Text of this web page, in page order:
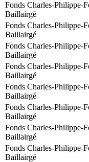
Fonds Charles-Philippe-
Baillairgé
Fonds Charles-Philippe-
Baillairgé
Fonds Charles-Philippe-
Baillairgé
Fonds Charles-Philippe-
Baillairgé
Fonds Charles-Philippe-
Baillairgé
Fonds Charles-Philippe-
Baillairgé
Fonds Charles-Philippe-
Baillairgé
Fonds Charles-Philippe-
Baillairgé